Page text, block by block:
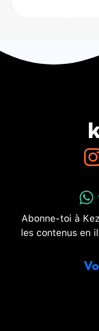
Abonne-toi à
les contenus en